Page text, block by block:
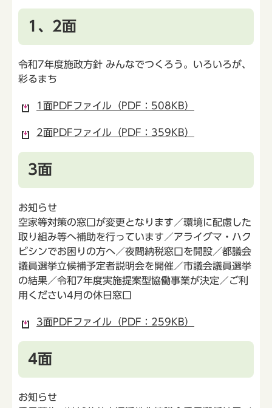
1、2面
令和7年度施政方針 みんなでつくろう。いろいろが、
彩るまち
1面PDFファイル（PDF：508KB）
2面PDFファイル（PDF：359KB）
3面
お知らせ
空家等対策の窓口が変更となります／環境に配慮した
取り組み等へ補助を行っています／アライグマ・ハク
ビシンでお困りの方へ／夜間納税窓口を開設／都議会
議員選挙立候補予定者説明会を開催／市議会議員選挙
の結果／令和7年度実施提案型協働事業が決定／ご利
用ください4月の休日窓口
3面PDFファイル（PDF：259KB）
4面
お知らせ